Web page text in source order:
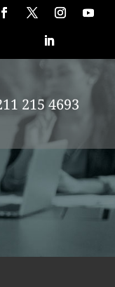
215 4693